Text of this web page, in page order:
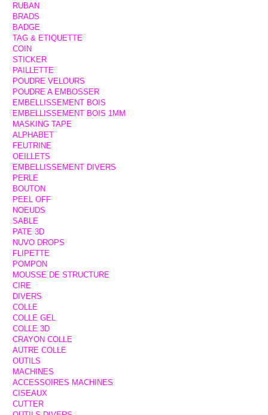
RUBAN
BRADS
BADGE
TAG & ETIQUETTE
COIN
STICKER
PAILLETTE
POUDRE VELOURS
POUDRE A EMBOSSER
EMBELLISSEMENT BOIS
EMBELLISSEMENT BOIS 1MM
MASKING TAPE
ALPHABET
FEUTRINE
OEILLETS
EMBELLISSEMENT DIVERS
PERLE
BOUTON
PEEL OFF
NOEUDS
SABLE
PATE 3D
NUVO DROPS
FLIPETTE
POMPON
MOUSSE DE STRUCTURE
CIRE
DIVERS
COLLE
COLLE GEL
COLLE 3D
CRAYON COLLE
AUTRE COLLE
OUTILS
MACHINES
ACCESSOIRES MACHINES
CISEAUX
CUTTER